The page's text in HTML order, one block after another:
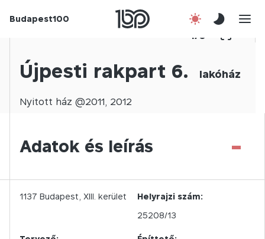
Budapest100
1/ 0
Újpesti rakpart 6. lakóház
Nyitott ház @2011, 2012
Adatok és leírás -
1137 Budapest, XIII. kerület
Helyrajzi szám:
25208/13